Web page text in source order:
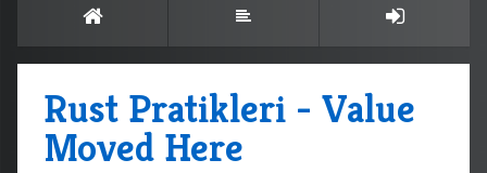
Rust Pratikleri - Value
Moved Here